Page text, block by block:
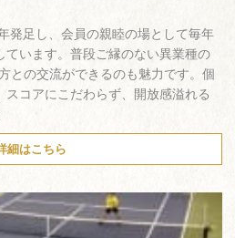
発足し、会員の親睦の場として毎年
ています。普段ご縁のない異業種の
との交流ができるのも魅力です。個
スコアにこだわらず、開放感溢れる
細はこちら